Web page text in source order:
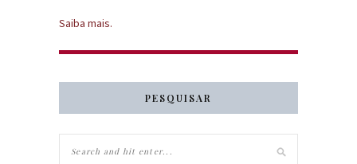
Saiba mais.
PESQUISAR